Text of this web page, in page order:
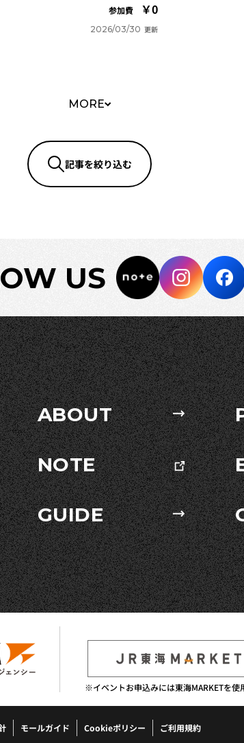
参加費
0
2026/03/30 更新
MORE
記事を絞り込む
US
ABOUT
NOTE
GUIDE
※イベントお申込みには東海MARKETを使
モールガイド Cookieポリシー ご利用規約